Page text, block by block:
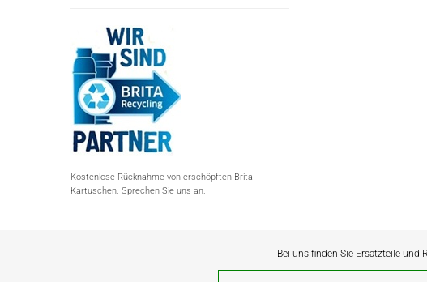
Kostenlose Rücknahme von erschöpften Brita
Kartuschen. Sprechen Sie uns an.
Bei uns finden Sie Ersatzteile und